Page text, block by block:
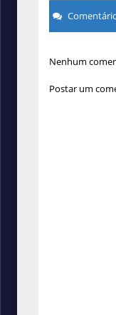
Nenhum
Postar um